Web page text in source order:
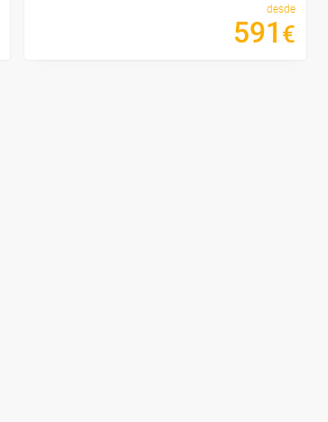
desde
591 €